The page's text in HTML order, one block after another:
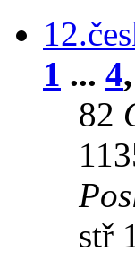
1 ... 4,
82
stř